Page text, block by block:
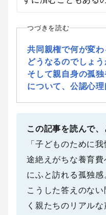
つづきを読む
共同親権で何が変
どうなるのでしょう
そして親自身の孤
について、公認心理
この記事を読んで
「子どものために
途絶えがちな養育
にふと訪れる孤独感
こうした答えのな
く親たちのリアル